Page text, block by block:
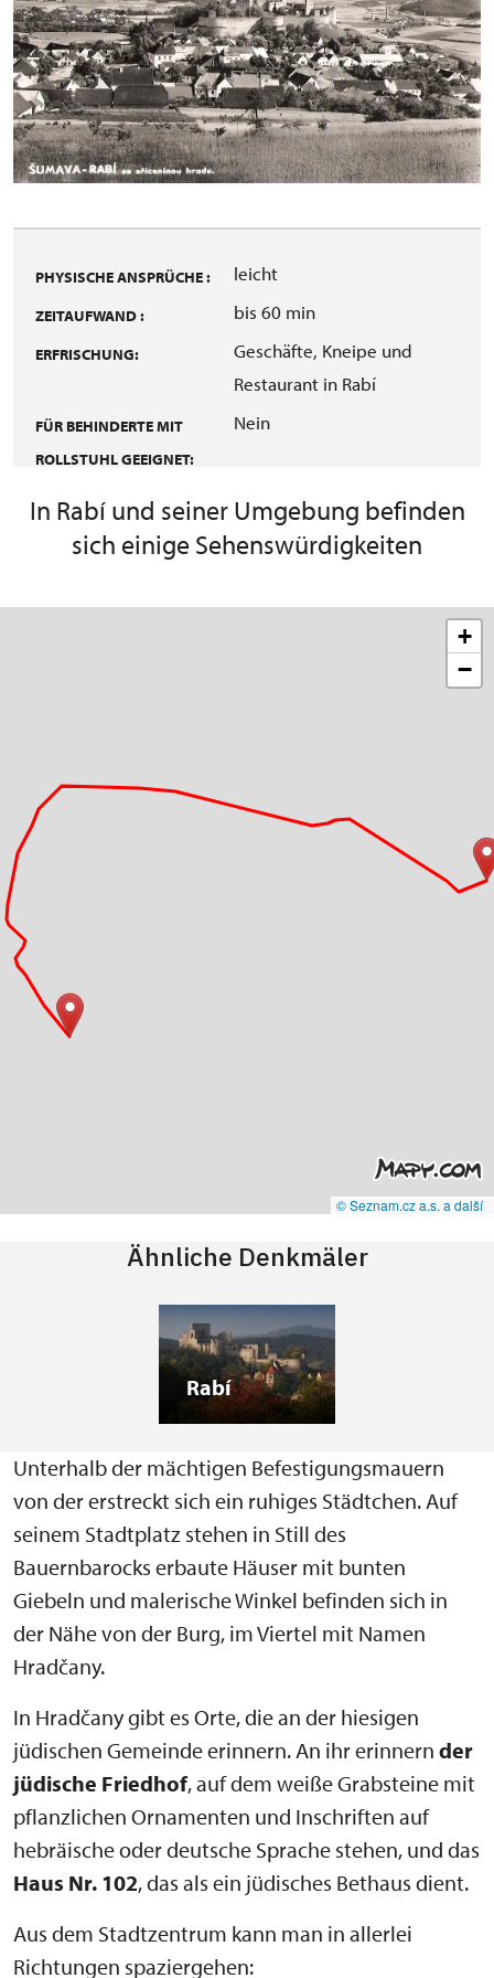
PHYSISCHE ANSPRÜCHE : leicht
ZEITAUFWAND : bis 60 min
ERFRISCHUNG:
Geschäfte, Kneipe und
Restaurant in Rabí
FÜR BEHINDERTE MIT
ROLLSTUHL GEEIGNET:
Nein
In Rabí und seiner Umgebung befinden
sich einige Sehenswürdigkeiten
+
−
© Seznam.cz a.s. a další
Ähnliche Denkmäler
Rabí
Unterhalb der mächtigen Befestigungsmauern
von der erstreckt sich ein ruhiges Städtchen. Auf
seinem Stadtplatz stehen in Still des
Bauernbarocks erbaute Häuser mit bunten
Giebeln und malerische Winkel befinden sich in
der Nähe von der Burg, im Viertel mit Namen
Hradčany.
In Hradčany gibt es Orte, die an der hiesigen
jüdischen Gemeinde erinnern. An ihr erinnern der
jüdische Friedhof, auf dem weiße Grabsteine mit
pflanzlichen Ornamenten und Inschriften auf
hebräische oder deutsche Sprache stehen, und das
Haus Nr. 102, das als ein jüdisches Bethaus dient.
Aus dem Stadtzentrum kann man in allerlei
Richtungen spaziergehen: